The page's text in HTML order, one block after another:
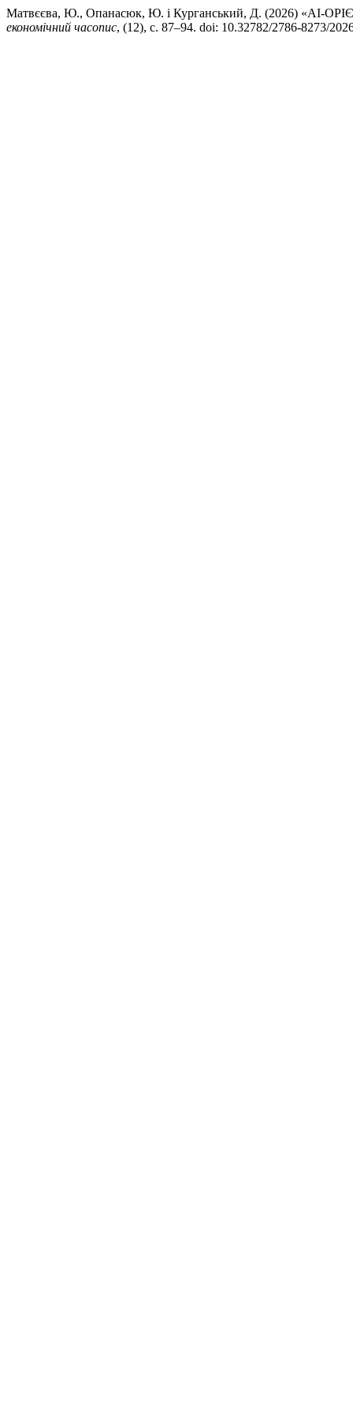
Матвєєва, Ю., Опанасюк, Ю. і Курганський, Д. (2026)
економічний часопис, (12), с. 87–94. doi: 10.32782/2786-8273/